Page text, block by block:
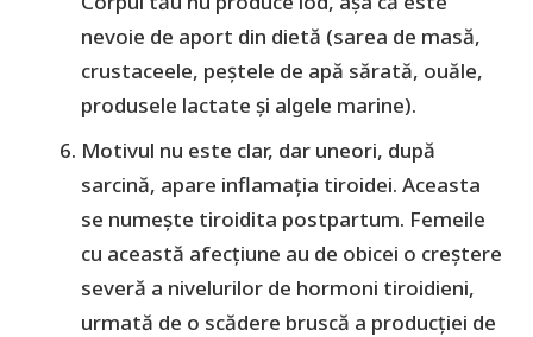
nevoie de aport din dietă (sarea de masă,
crustaceele, peștele de apă sărată, ouăle,
produsele lactate și algele marine).
Motivul nu este clar, dar uneori, după
sarcină, apare inflamația tiroidei. Aceasta
se numește tiroidita postpartum. Femeile
cu această afecțiune au de obicei o creștere
severă a nivelurilor de hormoni tiroidieni,
urmată de o scădere bruscă a producției de